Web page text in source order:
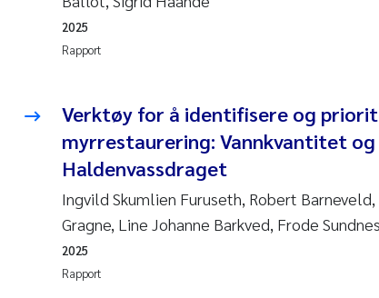
Rapport
2025
Verktøy for å identifisere og
myrrestaurering: Vannkvantitet
Haldenvassdraget
Ingvild Skumlien Furuseth, Robert Barneveld,
Gragne, Line Johanne Barkved, Frode Sundnes
Rapport
2025